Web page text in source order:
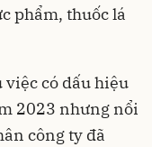
phẩm, thuốc lá
việc có dấu hiệu
2023 nhưng nổi
công ty đã